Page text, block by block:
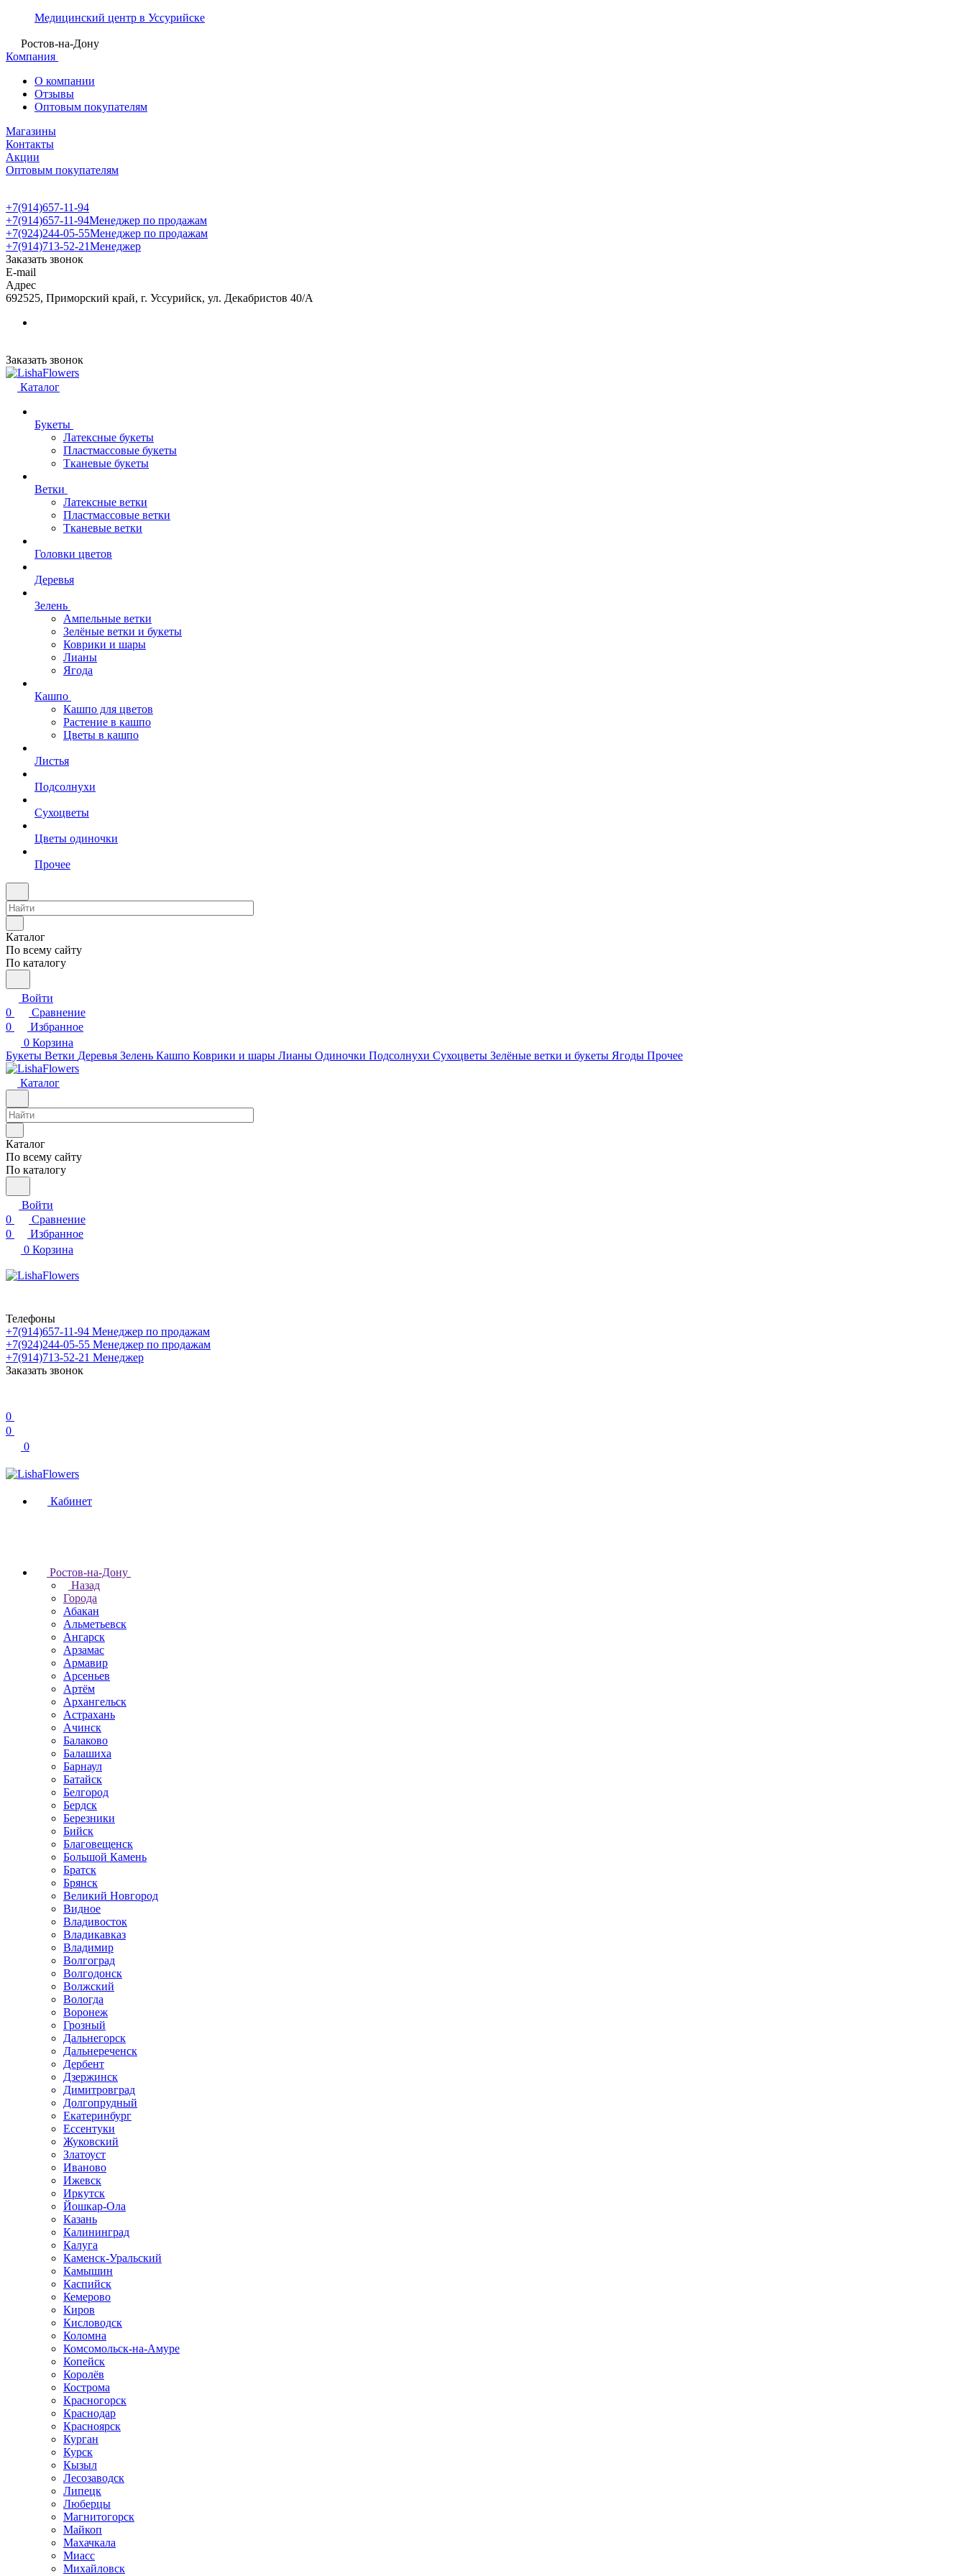
Медицинский центр в Уссурийске
Ростов-на-Дону
Компания
О компании
Отзывы
Оптовым покупателям
Магазины
Контакты
Акции
Оптовым покупателям
+7(914)657-11-94
+7(914)657-11-94Менеджер по продажам
+7(924)244-05-55Менеджер по продажам
+7(914)713-52-21Менеджер
Заказать звонок
E-mail
Адрес
692525, Приморский край, г. Уссурийск, ул. Декабристов 40/А
Заказать звонок
Каталог
Букеты
Латексные букеты
Пластмассовые букеты
Тканевые букеты
Ветки
Латексные ветки
Пластмассовые ветки
Тканевые ветки
Головки цветов
Деревья
Зелень
Ампельные ветки
Зелёные ветки и букеты
Коврики и шары
Лианы
Ягода
Кашпо
Кашпо для цветов
Растение в кашпо
Цветы в кашпо
Листья
Подсолнухи
Сухоцветы
Цветы одиночки
Прочее
Каталог
По всему сайту
По каталогу
Войти
0
Сравнение
0
Избранное
0 Корзина
Букеты Ветки Деревья Зелень Кашпо Коврики и шары Лианы Одиночки Подсолнухи Сухоцветы Зелёные ветки и букеты Ягоды Прочее
Каталог
Каталог
По всему сайту
По каталогу
Войти
0
Сравнение
0
Избранное
0 Корзина
Телефоны
+7(914)657-11-94 Менеджер по продажам
+7(924)244-05-55 Менеджер по продажам
+7(914)713-52-21 Менеджер
Заказать звонок
0
0
0
Кабинет
Ростов-на-Дону
Назад
Города
Абакан
Альметьевск
Ангарск
Арзамас
Армавир
Арсеньев
Артём
Архангельск
Астрахань
Ачинск
Балаково
Балашиха
Барнаул
Батайск
Белгород
Бердск
Березники
Бийск
Благовещенск
Большой Камень
Братск
Брянск
Великий Новгород
Видное
Владивосток
Владикавказ
Владимир
Волгоград
Волгодонск
Волжский
Вологда
Воронеж
Грозный
Дальнегорск
Дальнереченск
Дербент
Дзержинск
Димитровград
Долгопрудный
Екатеринбург
Ессентуки
Жуковский
Златоуст
Иваново
Ижевск
Иркутск
Йошкар-Ола
Казань
Калининград
Калуга
Каменск-Уральский
Камышин
Каспийск
Кемерово
Киров
Кисловодск
Коломна
Комсомольск-на-Амуре
Копейск
Королёв
Кострома
Красногорск
Краснодар
Красноярск
Курган
Курск
Кызыл
Лесозаводск
Липецк
Люберцы
Магнитогорск
Майкоп
Махачкала
Миасс
Михайловск